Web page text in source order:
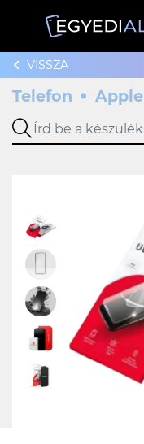
VISSZA
Telefon Apple